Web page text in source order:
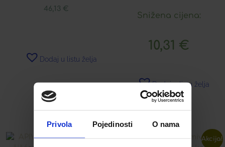
Privola Pojedinosti O nama
46,13 €
Dodaj u listu želja
Snižena cijena:
10,31 €
Dodaj u listu želja
Akcija!